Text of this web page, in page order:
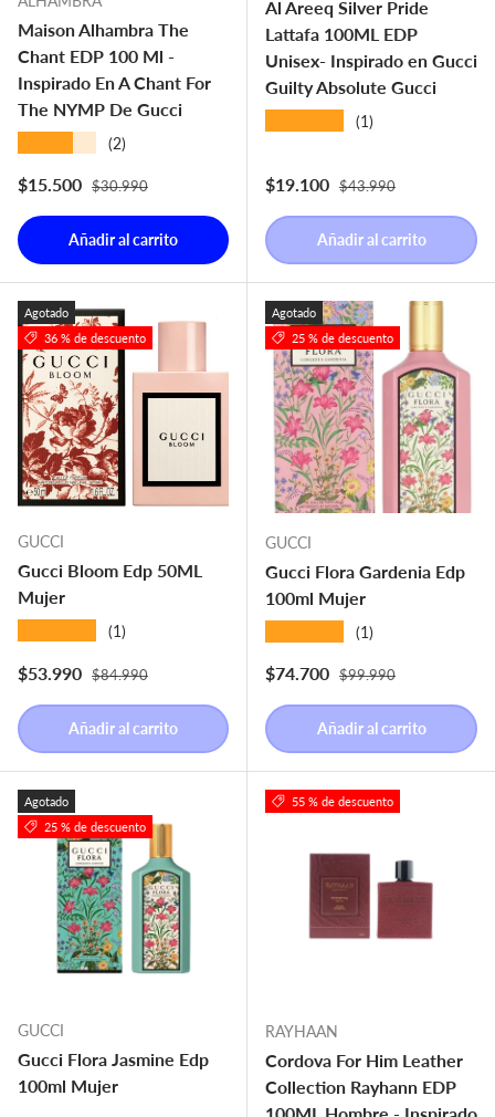
Maison Alhambra The
Chant EDP 100 Ml -
Inspirado En A Chant For
The NYMP De Gucci
(2)
Precio de venta
$15.500 Precio normal
$30.990
Añadir al carrito
Al Areeq Silver Pride
Lattafa 100ML EDP
Unisex- Inspirado en Gucci
Guilty Absolute Gucci
(1)
Precio de venta
$19.100 Precio normal
$43.990
Añadir al carrito
Agotado
36 % de descuento
GUCCI
Gucci Bloom Edp 50ML
Mujer
(1)
Precio de venta
$53.990 Precio normal
$84.990
Añadir al carrito
Agotado
25 % de descuento
GUCCI
Gucci Flora Gardenia Edp
100ml Mujer
(1)
Precio de venta
$74.700 Precio normal
$99.990
Añadir al carrito
Agotado
25 % de descuento
GUCCI
Gucci Flora Jasmine Edp
100ml Mujer
55 % de descuento
RAYHAAN
Cordova For Him Leather
Collection Rayhann EDP